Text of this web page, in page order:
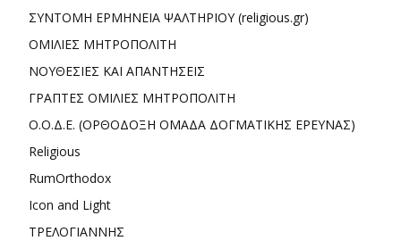
ΣΥΝΤΟΜΗ ΕΡΜΗΝΕΙΑ ΨΑΛΤΗΡΙΟΥ (religious.gr)
ΟΜΙΛΙΕΣ ΜΗΤΡΟΠΟΛΙΤΗ
ΝΟΥΘΕΣΙΕΣ ΚΑΙ ΑΠΑΝΤΗΣΕΙΣ
ΓΡΑΠΤΕΣ ΟΜΙΛΙΕΣ ΜΗΤΡΟΠΟΛΙΤΗ
Ο.Ο.Δ.Ε. (ΟΡΘΟΔΟΞΗ ΟΜΑΔΑ ΔΟΓΜΑΤΙΚΗΣ ΕΡΕΥΝΑΣ)
Religious
RumOrthodox
Icon and Light
ΤΡΕΛΟΓΙΑΝΝΗΣ